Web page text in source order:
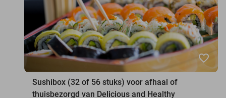
favorite_border
Sushibox (32 of 56 stuks) voor afhaal of
thuisbezorgd van Delicious and Healthy